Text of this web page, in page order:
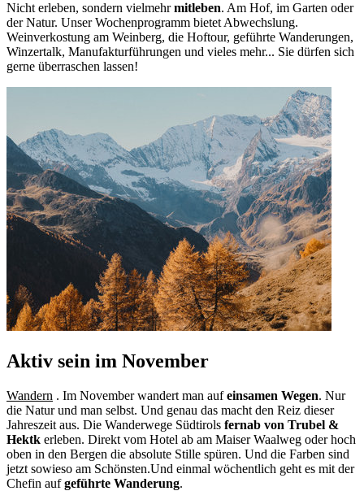
Nicht erleben, sondern vielmehrmitleben. Am Hof, im Garten oder
der Natur. Unser Wochenprogramm bietet Abwechslung.
Weinverkostung am Weinberg, die Hoftour, geführte Wanderungen,
Winzertalk, Manufakturführungen und vieles mehr... Sie dürfen sich
gerne überraschen lassen!
Aktiv sein im November
Wandern . Im November wandert man aufeinsamen Wegen. Nur
die Natur und man selbst. Und genau das macht den Reiz dieser
Jahreszeit aus. Die Wanderwege Südtirols fernab von Trubel &
Hektk erleben. Direkt vom Hotel ab am Maiser Waalweg oder hoch
oben in den Bergen die absolute Stille spüren. Und die Farben sind
jetzt sowieso am Schönsten.Und einmal wöchentlich geht es mit der
Chefin aufgeführte Wanderung.